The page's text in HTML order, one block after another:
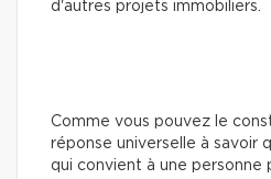
d'autres projets immobiliers.
Comme vous pouvez le
réponse universelle à savoir
qui convient à une personne